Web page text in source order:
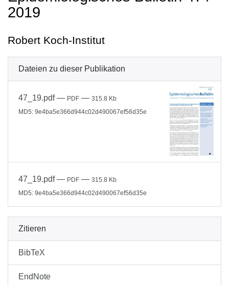
2019
Robert Koch-Institut
Dateien zu dieser Publikation
47_19.pdf— PDF — 315.8 Kb
MD5: 9e4ba5e366d944c02d490067ef56d35e
47_19.pdf— PDF — 315.8 Kb
MD5: 9e4ba5e366d944c02d490067ef56d35e
Zitieren
BibTeX
EndNote